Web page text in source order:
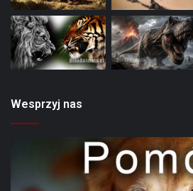
Wesprzyj nas